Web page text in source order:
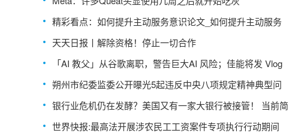
精彩看点：如何提升主动服务意识论文_如何提升主动服务
意识
天天日报丨解除资格！停止一切合作
「AI 教父」从谷歌离职，警告巨大AI 风险；佳能将发 Vlog
专用相机；马云成日本东京大学教授 世界微资讯
朔州市纪委监委公开曝光5起违反中央八项规定精神典型问
题
银行业危机仍在发酵？美国又有一家大银行被接管！ 当前简
讯
世界快报:最高法开展涉农民工工资案件专项执行行动期间